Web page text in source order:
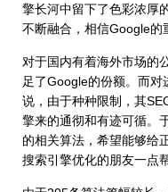
擎长河中留下了色彩浓厚
不断融合，相信Google的
对于国内有着海外市场的
足了Google的份额。而
说，由于种种限制，其
擎来的通彻和有迹可循。
的相关算法，希望能够给
搜索引擎优化的朋友一点